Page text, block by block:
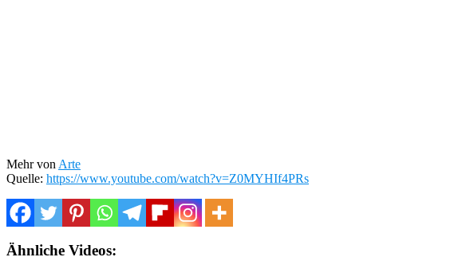
Mehr von Arte
Quelle: https://www.youtube.com/watch?v=Z0MYHIf4PRs
Ähnliche Videos: